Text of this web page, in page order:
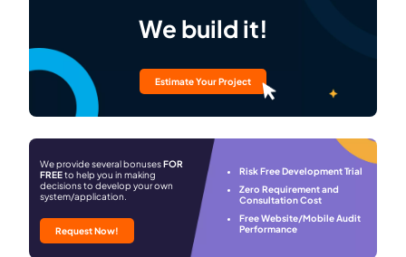
We build it!
Estimate Your Project
We provide several bonusesFOR
FREEto help you in making
decisions to develop your own
system/application.
Request Now!
Risk Free Development Trial
Zero Requirement and
Consultation Cost
Free Website/Mobile Audit
Performance